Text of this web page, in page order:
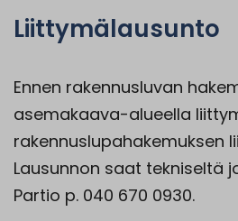
Liittymälausunto
Ennen rakennusluvan
asemakaava-alueella
rakennuslupahakemuksen
Lausunnon saat tekniseltä
Partio p. 040 670 0930.